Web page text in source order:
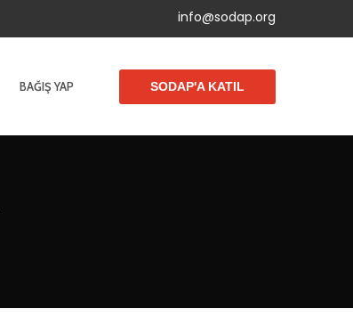
info@sodap.org
BAĞIŞ YAP SODAP'A KATIL